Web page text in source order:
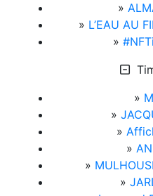
»
» L’EAU AU
»
»
»
»
»
»
»